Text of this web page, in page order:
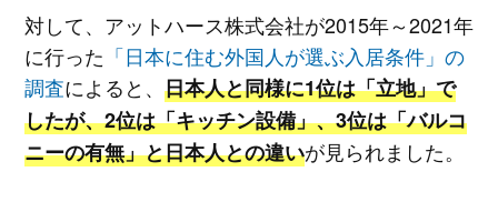
対して、アットハース株式会社が2015年～2021年
に行った 「日本に住む外国人が選ぶ入居条件」の
調査によると、 日本人と同様に1位は「立地」で
したが、2位は「キッチン設備」、3位は「バルコ
ニーの有無」と日本人との違いが見られました。